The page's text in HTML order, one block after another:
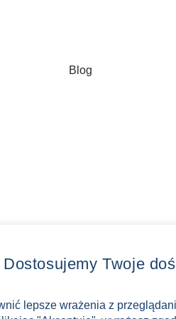
Blog
Dostosujemy Twoje
lepsze wrażenia z